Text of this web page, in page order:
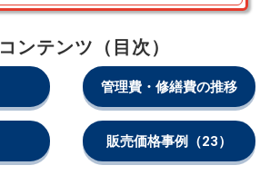
コンテンツ（目次）
管理費・修繕費の推移
販売価格事例 （23）